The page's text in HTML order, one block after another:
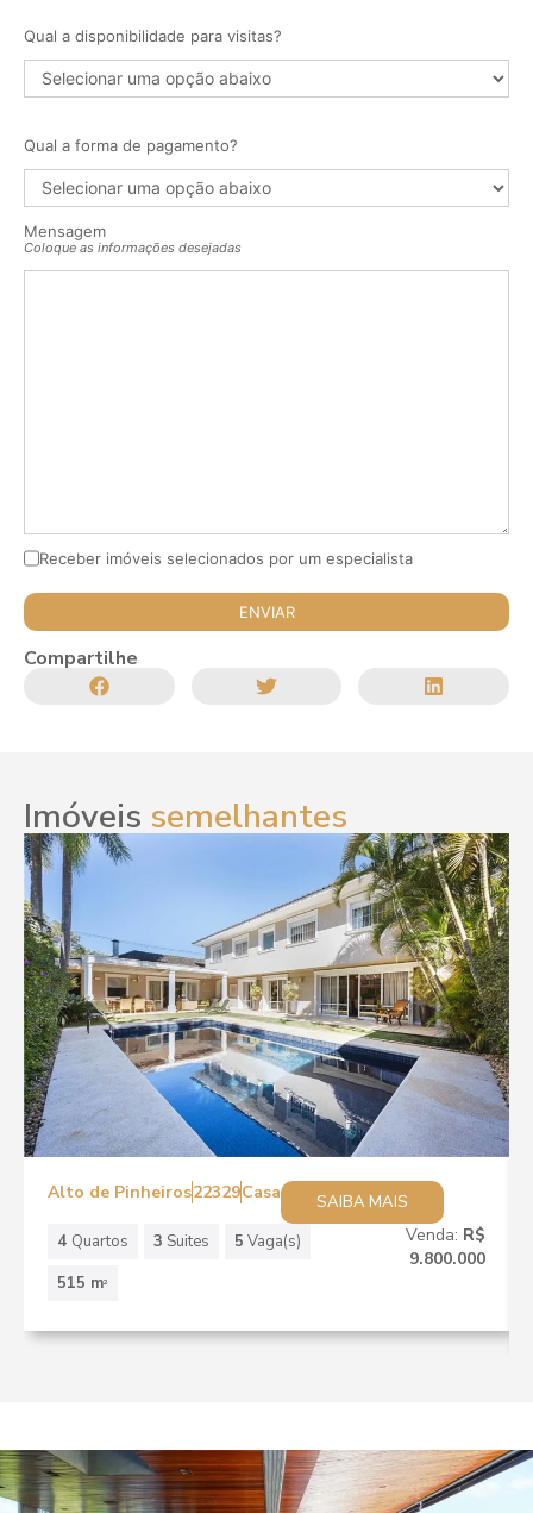
Qual a disponibilidade para visitas?
Qual a forma de pagamento?
Mensagem
Coloque as informações desejadas
Receber imóveis selecionados por um especialista
Compartilhe
Imóveis semelhantes
Alto de Pinheiros22329Casa
SAIBA MAIS
4 Quartos 3 Suites 5 Vaga(s)
515 m2
Venda: R$
9.800.000